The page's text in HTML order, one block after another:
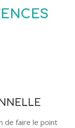
de faire le point